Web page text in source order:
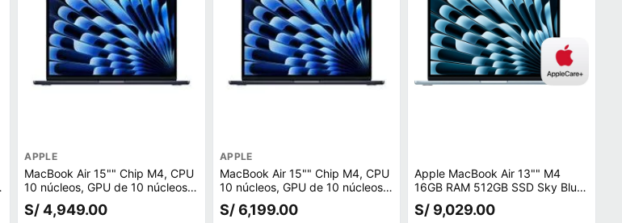
APPLE
MacBook Air 15"" Chip M4, CPU
10 núcleos, GPU de 10 núcleos,
256GB SSD, 16GB RAM, macOS,
midnight
S/ 4,949.00
APPLE
MacBook Air 15"" Chip M4, CPU
10 núcleos, GPU de 10 núcleos,
512GB SSD, 16GB RAM, macOS,
midnight
S/ 6,199.00
Apple MacBook Air 13"" M4
16GB RAM 512GB SSD Sky Blue
con AppleCare+
S/ 9,029.00